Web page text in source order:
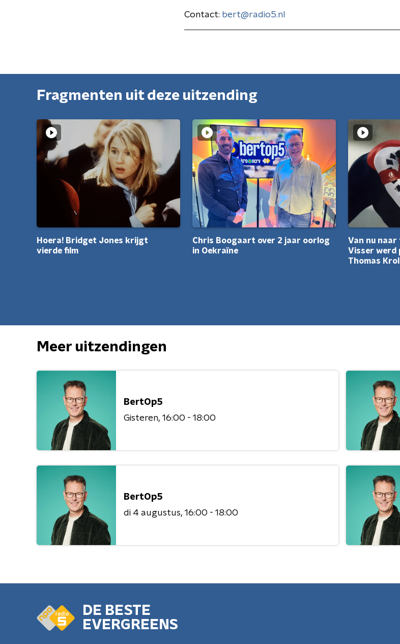
Contact: bert@radio5.nl
Fragmenten uit deze uitzending
Hoera! Bridget Jones krijgt
vierde film
Chris Boogaart over 2 jaar oorlog
in Oekraïne
Van nu
Visser werd
Thomas Krol
Meer uitzendingen
BertOp5
Gisteren 16:00 - 18:00
BertOp5
di 4 augustus 16:00 - 18:00
DE BESTE
EVERGREENS